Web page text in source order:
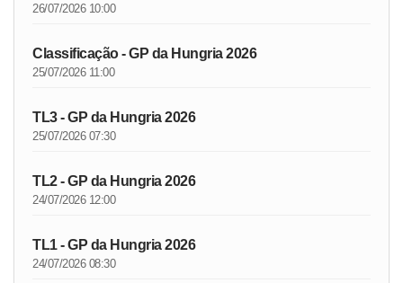
26/07/2026 10:00
Classificação - GP da Hungria 2026
25/07/2026 11:00
TL3 - GP da Hungria 2026
25/07/2026 07:30
TL2 - GP da Hungria 2026
24/07/2026 12:00
TL1 - GP da Hungria 2026
24/07/2026 08:30